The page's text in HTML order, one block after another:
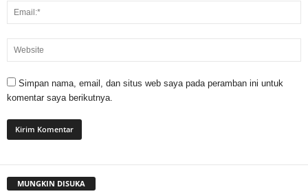
Simpan nama, email, dan situs web saya pada peramban ini untuk
komentar saya berikutnya.
MUNGKIN DISUKA